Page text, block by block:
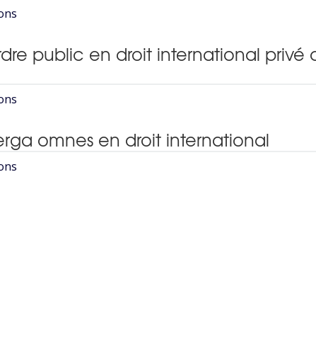
public en droit international privé
omnes en droit international